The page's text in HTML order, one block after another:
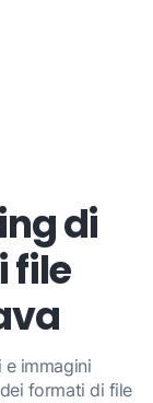
di
file
e immagini
formati di file